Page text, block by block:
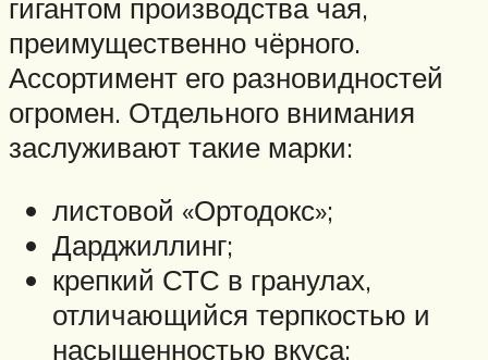
гигантом производства чая,
преимущественно чёрного.
Ассортимент его разновидностей
огромен. Отдельного внимания
заслуживают такие марки:
листовой «Ортодокс»;
Дарджиллинг;
крепкий СТС в гранулах,
отличающийся терпкостью и
насыщенностью вкуса;